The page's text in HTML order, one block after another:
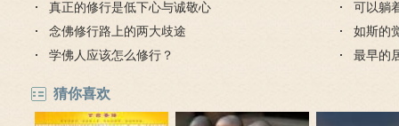
真正的修行是低下心与诚敬心
念佛修行路上的两大歧途
学佛人应该怎么修行？
可以躺
如斯的
最早的
猜你喜欢